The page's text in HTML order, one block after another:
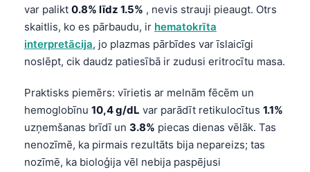
var palikt 0.8% līdz 1.5% , nevis strauji pieaugt. Otrs
skaitlis, ko es pārbaudu, ir hematokrīta
interpretācija, jo plazmas pārbīdes var īslaicīgi
noslēpt, cik daudz patiesībā ir zudusi eritrocītu masa.
Praktisks piemērs: vīrietis ar melnām fēcēm un
hemoglobīnu 10,4 g/dL var parādīt retikulocītus 1.1%
uzņemšanas brīdī un 3.8% piecas dienas vēlāk. Tas
nenozīmē, ka pirmais rezultāts bija nepareizs; tas
nozīmē, ka bioloģija vēl nebija paspējusi